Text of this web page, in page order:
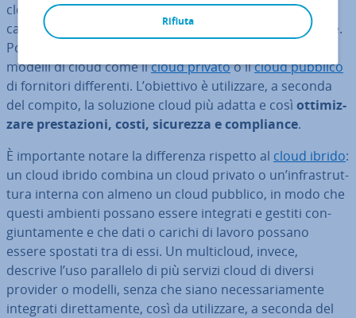
cloud di più provider, per di­stri­bui­re in modo fles­si­bi­le
carichi di lavoro, dati e risorse IT su diverse piat­ta­for­me.
Possono essere uti­liz­za­ti con­tem­po­ra­nea­men­te diversi
modelli di cloud come ilcloud privatoo ilcloud pubblico
di fornitori dif­fe­ren­ti. L’obiettivo è uti­liz­za­re, a seconda
del compito, la soluzione cloud più adatta e così ot­ti­miz­
za­re pre­sta­zio­ni, costi, sicurezza e com­plian­ce.
È im­por­tan­te notare la dif­fe­ren­za rispetto al cloud ibrido:
un cloud ibrido combina un cloud privato o un’in­fra­strut­
tu­ra interna con almeno un cloud pubblico, in modo che
questi ambienti possano essere integrati e gestiti con­
giun­ta­men­te e che dati o carichi di lavoro possano
essere spostati tra di essi. Un mul­ti­cloud, invece,
descrive l’uso parallelo di più servizi cloud di diversi
provider o modelli, senza che siano ne­ces­sa­ria­men­te
integrati di­ret­ta­men­te, così da uti­liz­za­re, a seconda del
Rifiuta